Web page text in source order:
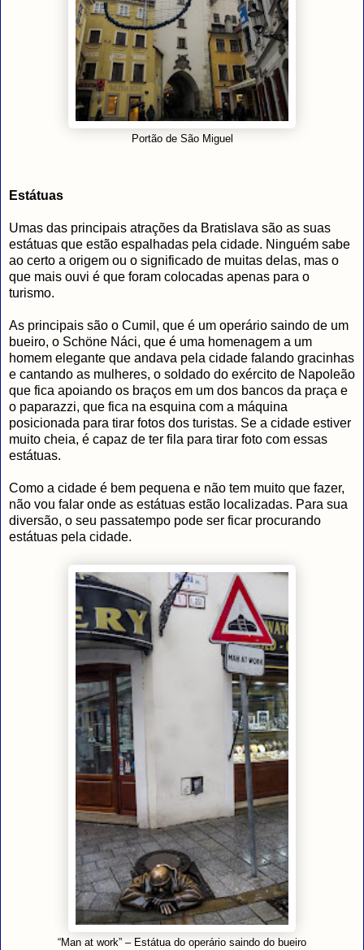
Portão de São Miguel
Estátuas
Umas das principais atrações da Bratislava são as suas
estátuas que estão espalhadas pela cidade. Ninguém sabe
ao certo a origem ou o significado de muitas delas, mas o
que mais ouvi é que foram colocadas apenas para o
turismo.
As principais são o Cumil, que é um operário saindo de um
bueiro, o Schöne Náci, que é uma homenagem a um
homem elegante que andava pela cidade falando gracinhas
e cantando as mulheres, o soldado do exército de Napoleão
que fica apoiando os braços em um dos bancos da praça e
o paparazzi, que fica na esquina com a máquina
posicionada para tirar fotos dos turistas. Se a cidade estiver
muito cheia, é capaz de ter fila para tirar foto com essas
estátuas.
Como a cidade é bem pequena e não tem muito que fazer,
não vou falar onde as estátuas estão localizadas. Para sua
diversão, o seu passatempo pode ser ficar procurando
estátuas pela cidade.
“Man at work” – Estátua do operário saindo do bueiro